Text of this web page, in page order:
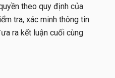
theo quy định của
tra, xác minh thông tin
ra kết luận cuối cùng